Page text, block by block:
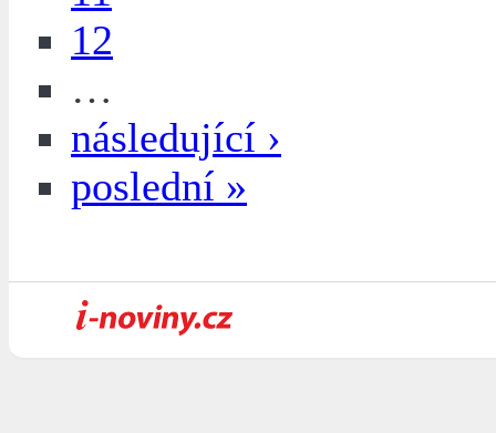
12
…
následující ›
poslední »